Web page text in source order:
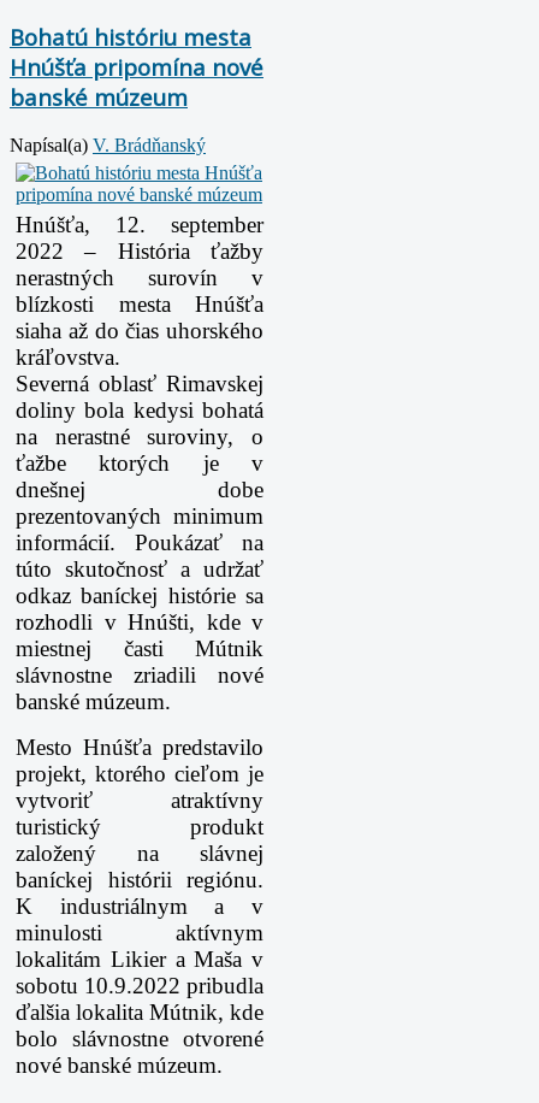
Bohatú históriu mesta
Hnúšťa pripomína nové
banské múzeum
Napísal(a) V. Brádňanský
Hnúšťa, 12. september
2022 – História ťažby
nerastných surovín v
blízkosti mesta Hnúšťa
siaha až do čias uhorského
kráľovstva.
Severná oblasť Rimavskej
doliny bola kedysi bohatá
na nerastné suroviny, o
ťažbe ktorých je v
dnešnej dobe
prezentovaných minimum
informácií. Poukázať na
túto skutočnosť a udržať
odkaz baníckej histórie sa
rozhodli v Hnúšti, kde v
miestnej časti Mútnik
slávnostne zriadili nové
banské múzeum.
Mesto Hnúšťa predstavilo
projekt, ktorého cieľom je
vytvoriť atraktívny
turistický produkt
založený na slávnej
baníckej histórii regiónu.
K industriálnym a v
minulosti aktívnym
lokalitám Likier a Maša v
sobotu 10.9.2022 pribudla
ďalšia lokalita Mútnik, kde
bolo slávnostne otvorené
nové banské múzeum.